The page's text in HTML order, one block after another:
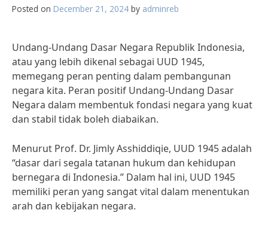
Posted on December 21, 2024 by adminreb
Undang-Undang Dasar Negara Republik Indonesia,
atau yang lebih dikenal sebagai UUD 1945,
memegang peran penting dalam pembangunan
negara kita. Peran positif Undang-Undang Dasar
Negara dalam membentuk fondasi negara yang kuat
dan stabil tidak boleh diabaikan.
Menurut Prof. Dr. Jimly Asshiddiqie, UUD 1945 adalah
“dasar dari segala tatanan hukum dan kehidupan
bernegara di Indonesia.” Dalam hal ini, UUD 1945
memiliki peran yang sangat vital dalam menentukan
arah dan kebijakan negara.